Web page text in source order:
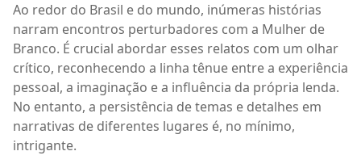
Ao redor do Brasil e do mundo, inúmeras histórias
narram encontros perturbadores com a Mulher de
Branco. É crucial abordar esses relatos com um olhar
crítico, reconhecendo a linha tênue entre a experiência
pessoal, a imaginação e a influência da própria lenda.
No entanto, a persistência de temas e detalhes em
narrativas de diferentes lugares é, no mínimo,
intrigante.